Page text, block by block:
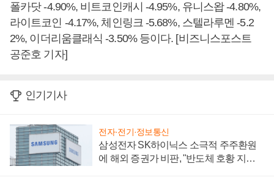
폴카닷 -4.90%, 비트코인캐시 -4.95%, 유니스왑 -4.80%,
라이트코인 -4.17%, 체인링크 -5.68%, 스텔라루멘 -5.2
2%, 이더리움클래식 -3.50% 등이다. [비즈니스포스트
공준호 기자]
인기기사
전자·전기·정보통신
삼성전자 SK하이닉스 소극적 주주환원
에 해외 증권가 비판, "반도체 호황 지속